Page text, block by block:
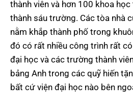
thành viên và hơn 100 khoa
thành sáu trường. Các tòa nhà
nằm khắp thành phố trong
đó có rất nhiều công trình rất
đại học và các trường thành
bảng Anh trong các quỹ hiến
bất cứ viện đại học nào bên